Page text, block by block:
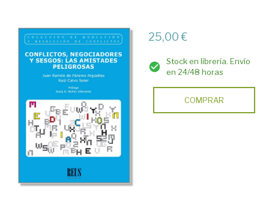
25,00 €
Stock en librería. Envío
en 24/48 horas
COMPRAR